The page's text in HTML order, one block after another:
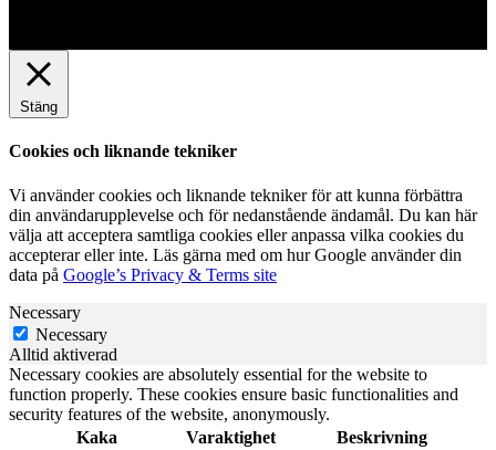
Stäng
Cookies och liknande tekniker
Vi använder cookies och liknande tekniker för att kunna förbättra
din användarupplevelse och för nedanstående ändamål. Du kan här
välja att acceptera samtliga cookies eller anpassa vilka cookies du
accepterar eller inte. Läs gärna med om hur Google använder din
data på Google’s Privacy & Terms site
Necessary
Necessary
Alltid aktiverad
Necessary cookies are absolutely essential for the website to
function properly. These cookies ensure basic functionalities and
security features of the website, anonymously.
Kaka
Varaktighet Beskrivning